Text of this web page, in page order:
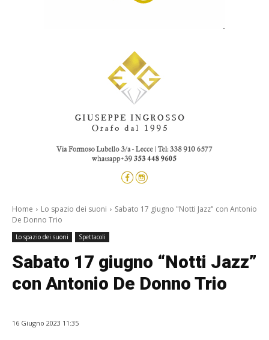
Home Lo spazio dei suoni
Sabato 17 giugno "Notti Jazz" con Antonio
De Donno Trio
Lo spazio dei suoni Spettacoli
Sabato 17 giugno “Notti Jazz”
con Antonio De Donno Trio
16 Giugno 2023 11:35